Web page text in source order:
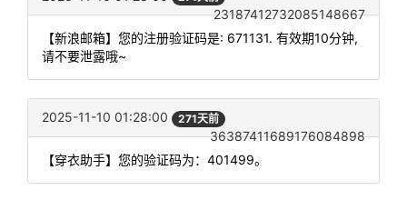
23187412732085148667
【新浪邮箱】您的注册验证码是: 671131. 有效期10分钟,
请不要泄露哦~
2025-11-10 01:28:00 271天前
36387411689176084898
【穿衣助手】您的验证码为：401499。